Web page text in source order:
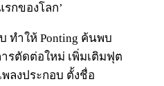
รกของโลก’
ทำให้ Ponting ค้นพบ
รตัดต่อใหม่ เพิ่มเติมฟุต
พลงประกอบ ตั้งชื่อ